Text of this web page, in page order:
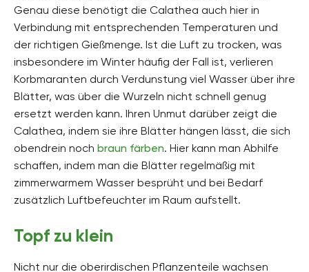
Genau diese benötigt die Calathea auch hier in
Verbindung mit entsprechenden Temperaturen und
der richtigen Gießmenge. Ist die Luft zu trocken, was
insbesondere im Winter häufig der Fall ist, verlieren
Korbmaranten durch Verdunstung viel Wasser über ihre
Blätter, was über die Wurzeln nicht schnell genug
ersetzt werden kann. Ihren Unmut darüber zeigt die
Calathea, indem sie ihre Blätter hängen lässt, die sich
obendrein noch braun färben. Hier kann man Abhilfe
schaffen, indem man die Blätter regelmäßig mit
zimmerwarmem Wasser besprüht und bei Bedarf
zusätzlich Luftbefeuchter im Raum aufstellt.
Topf zu klein
Nicht nur die oberirdischen Pflanzenteile wachsen